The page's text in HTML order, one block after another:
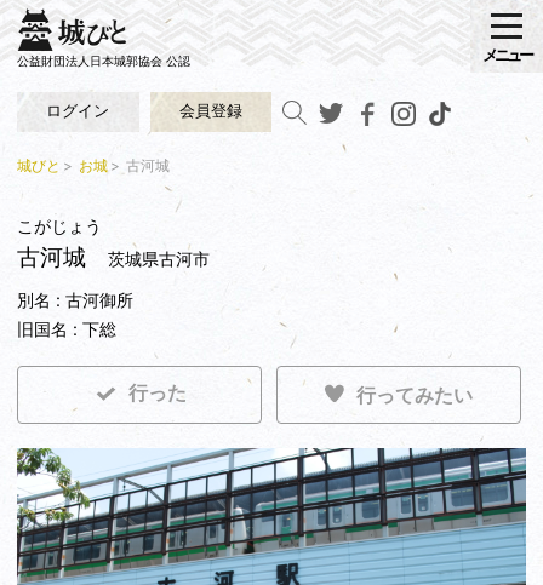
公益財団法人日本城郭協会 公認
ログイン 会員登録
メニュー
城びと お城 古河城
こがじょう
古河城
茨城県古河市
別名 : 古河御所
旧国名 : 下総
行った 行ってみたい